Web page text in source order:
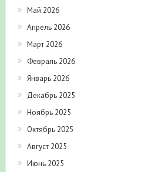
Май 2026
Апрель 2026
Март 2026
Февраль 2026
Январь 2026
Декабрь 2025
Ноябрь 2025
Октябрь 2025
Август 2025
Июнь 2025